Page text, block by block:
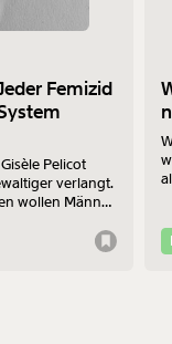
Femizid
Pelicot
verlangt.
wollen Männer